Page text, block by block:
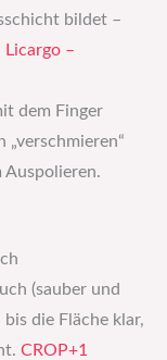
bildet –
Licargo –
dem Finger
„verschmieren“
Auspolieren.
(sauber und
die Fläche klar,
CROP+1